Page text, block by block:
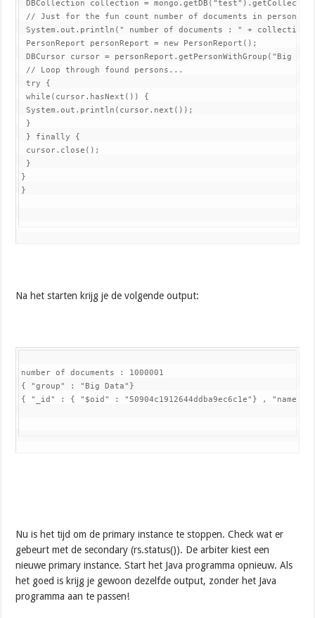
DBCollection collection =
// Just for the fun count number of documents in person
System.out.println(" number of documents : " +
PersonReport personReport = new PersonReport();
DBCursor cursor = personReport.getPersonWithGroup("Big
// Loop through found persons...
try {
while(cursor.hasNext()) {
System.out.println(cursor.next());
}
} finally {
cursor.close();
}
}
}
Na het starten krijg je de volgende output:
number of documents : 1000001
{ "group" : "Big Data"}
{ "_id" : { "$oid" : "50904c1912644ddba9ec6c1e"} ,
Nu is het tijd om de primary instance te stoppen. Check wat er
gebeurt met de secondary (rs.status()). De arbiter kiest een
nieuwe primary instance. Start het Java programma opnieuw. Als
het goed is krijg je gewoon dezelfde output, zonder het Java
programma aan te passen!